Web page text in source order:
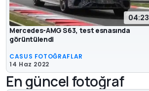
04:23
Mercedes-AMG S63, test esnasında
görüntülendi
CASUS FOTOĞRAFLAR
14 Haz 2022
En güncel fotoğraf